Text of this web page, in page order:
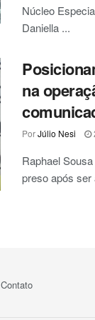
Núcleo
Daniella ...
na
PorJúlio Nesi
Raphael
preso após ser
Contato